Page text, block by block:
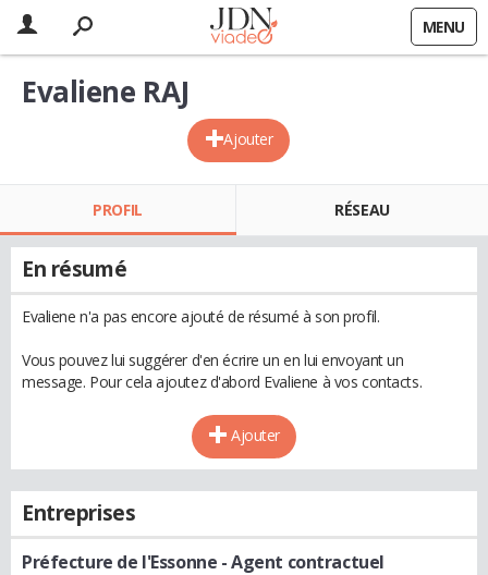
MENU
Ajouter
Evaliene RAJ
PROFIL RÉSEAU
En résumé
Evaliene n'a pas encore ajouté de résumé à son profil.
Vous pouvez lui suggérer d'en écrire un en lui envoyant un
message. Pour cela ajoutez d'abord Evaliene à vos contacts.
Ajouter
Entreprises
Préfecture de l'Essonne - Agent contractuel